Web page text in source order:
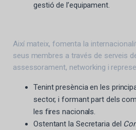
gestió de l’equipament.
Així mateix, fomenta la
seus membres a través de serveis
assessorament, networking i
Tenint presència en les
sector, i formant part dels
les fires nacionals.
Ostentant la Secretaria del